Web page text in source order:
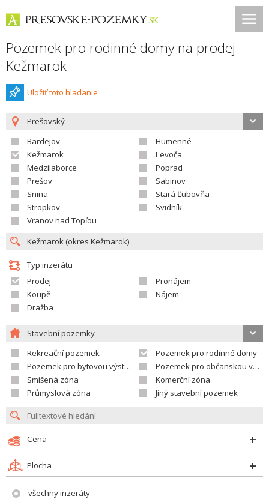
Pozemek pro rodinné domy na prodej
Kežmarok
Uložiť toto hladanie
Prešovský
Bardejov
Humenné
Kežmarok
Levoča
Medzilaborce
Poprad
Prešov
Sabinov
Snina
Stará Ľubovňa
Stropkov
Svidník
Vranov nad Topľou
Typ inzerátu
Prodej
Pronájem
Koupě
Nájem
Dražba
Stavební pozemky
Rekreační pozemek
Pozemek pro rodinné domy
Pozemek pro bytovou výstavbu
Pozemek pro občanskou vybavenost
Smíšená zóna
Komerční zóna
Průmyslová zóna
Jiný stavební pozemek
Cena
Plocha
všechny inzeráty